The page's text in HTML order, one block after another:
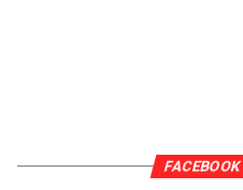
FACEBOOK